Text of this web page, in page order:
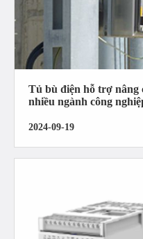
Tủ bù điện hỗ trợ nâng
nhiều ngành công
2024-09-19